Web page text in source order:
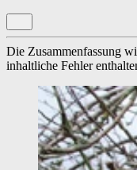
Die Zusammenfassung
inhaltliche Fehler